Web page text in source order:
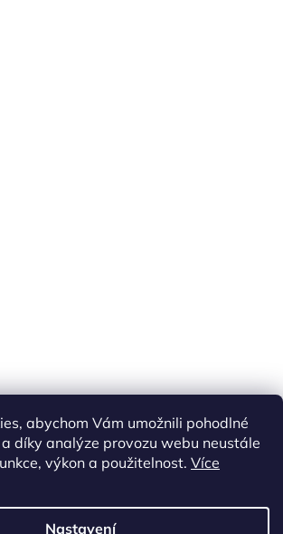
abychom Vám umožnili pohodlné
díky analýze provozu webu neustále
výkon a použitelnost. Více
Nastavení